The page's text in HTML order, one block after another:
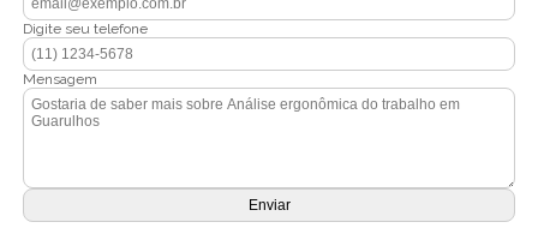
Digite seu telefone
Mensagem